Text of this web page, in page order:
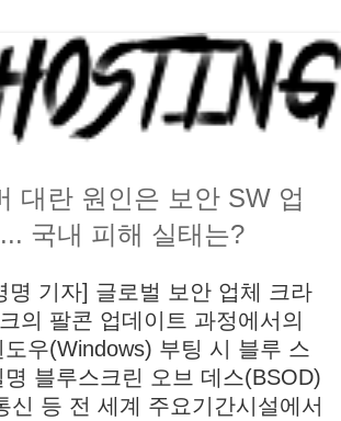
대란 원인은 보안 SW 업
국내 피해 실태는?
명 기자] 글로벌 보안 업체 크라
의 팔콘 업데이트 과정에서의
우(Windows) 부팅 시 블루 스
블루스크린 오브 데스(BSOD)
신 등 전 세계 주요기간시설에서